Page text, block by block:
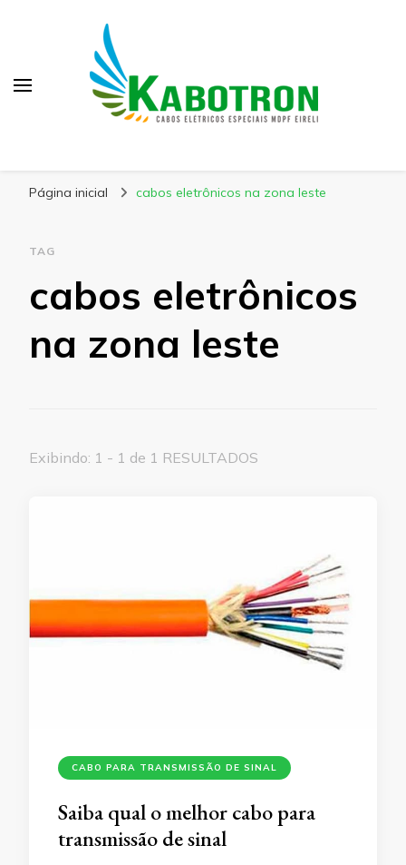
Página inicial cabos eletrônicos na zona leste
TAG
cabos eletrônicos
na zona leste
Exibindo: 1 - 1 de 1 RESULTADOS
CABO PARA TRANSMISSÃO DE SINAL
Saiba qual o melhor cabo para
transmissão de sinal